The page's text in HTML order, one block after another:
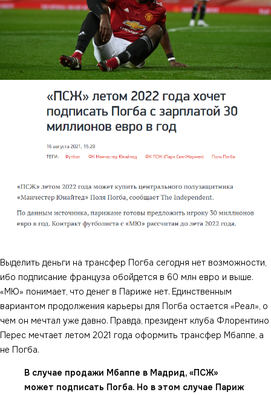
Выделить деньги на трансфер Погба сегодня нет возможности,
ибо подписание француза обойдется в 60 млн евро и выше.
«МЮ» понимает, что денег в Париже нет. Единственным
вариантом продолжения карьеры для Погба остается «Реал», о
чем он мечтал уже давно. Правда, президент клуба Флорентино
Перес мечтает летом 2021 года оформить трансфер Мбаппе, а
не Погба.
В случае продажи Мбаппе в Мадрид, «ПСЖ»
может подписать Погба. Но в этом случае Париж